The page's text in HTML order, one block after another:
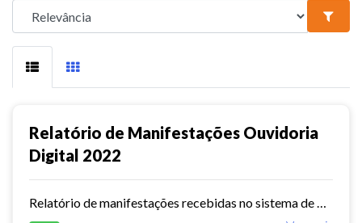
Relatório de Manifestações Ouvidoria
Digital 2022